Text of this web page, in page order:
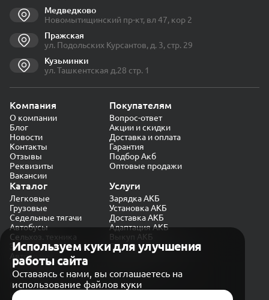
Используем куки для улучшения
работы сайта
Оставаясь с нами, вы соглашаетесь на
использование файлов куки
Медведково
Новомытищинский пр-кт, вл 47, кор 2
Пражская
ул. Подольских Курсантов, д. 3, стр. 29
Кузьминки
ул. Ташкентская д.28 стр. 1
Компания
О компании
Блог
Новости
Контакты
Отзывы
Реквизиты
Вакансии
Покупателям
Вопрос-ответ
Акции и скидки
Доставка и оплата
Гарантия
Подбор Акб
Оптовые продажи
Каталог
Легковые
Грузовые
Седельные тягачи
Автобусы
Сельхоз. техника
Экскаваторы
Автокраны
Услуги
Зарядка АКБ
Установка АКБ
Доставка АКБ
Адаптация АКБ
Выкуп АКБ
Проверка генератора
Политика конфиденциальности
Обработка персональных данных
Согласие на обработку в «Яндекс.Метрика»
Карта сайта